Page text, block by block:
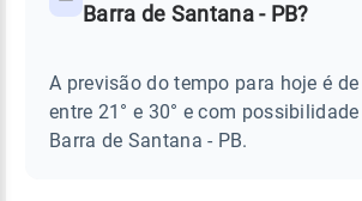
TEMPO
SANTANA
Perguntas
sobre
chuva
Barra de Santana - PB?
A previsão do tempo para hoje é
entre 21° e 30° e com
Barra de Santana - PB.